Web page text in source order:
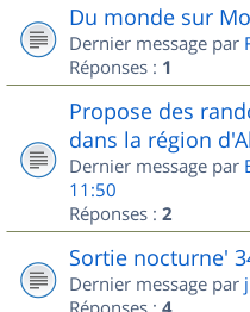
Du monde sur
Dernier message par
Réponses : 1
Propose des
dans la région
Dernier message par
11:50
Réponses : 2
Sortie nocturne'
Dernier message par
Réponses :